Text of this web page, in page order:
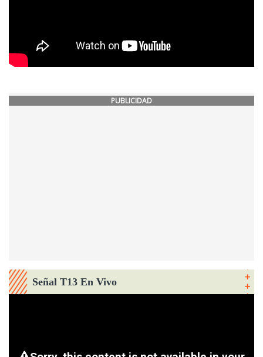
PUBLICIDAD
Señal T13 En Vivo